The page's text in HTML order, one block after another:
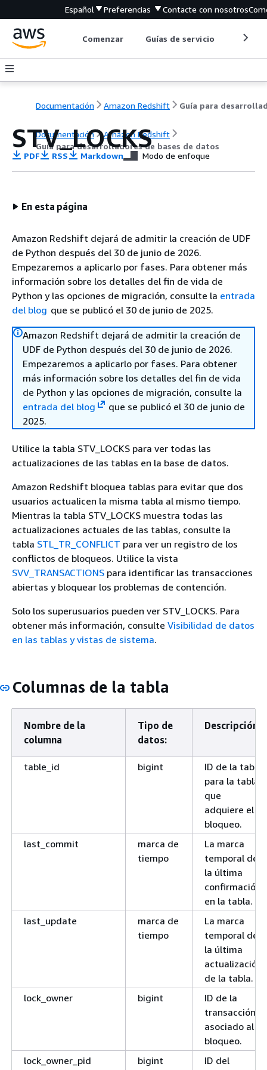
Español Preferencias Contacte con nosotros
Comenzar Guías de servicio
Documentación Amazon Redshift
Documentación
Amazon Redshift
Guía para desarrolladores de bases de datos
STV_LOCKS
PDF RSS Markdown Modo de enfoque
En esta página
Amazon Redshift dejará de admitir la creación de UDF
de Python después del 30 de junio de 2026.
Empezaremos a aplicarlo por fases. Para obtener más
información sobre los detalles del fin de vida de
Python y las opciones de migración, consulte la entrada
del blog que se publicó el 30 de junio de 2025.
Amazon Redshift dejará de admitir la creación de
UDF de Python después del 30 de junio de 2026.
Empezaremos a aplicarlo por fases. Para obtener
más información sobre los detalles del fin de vida
de Python y las opciones de migración, consulte la
entrada del blog
que se publicó el 30 de junio de
2025.
Utilice la tabla STV_LOCKS para ver todas las
actualizaciones de las tablas en la base de datos.
Amazon Redshift bloquea tablas para evitar que dos
usuarios actualicen la misma tabla al mismo tiempo.
Mientras la tabla STV_LOCKS muestra todas las
actualizaciones actuales de las tablas, consulte la
tabla STL_TR_CONFLICT para ver un registro de los
conflictos de bloqueos. Utilice la vista
SVV_TRANSACTIONS para identificar las transacciones
abiertas y bloquear los problemas de contención.
Solo los superusuarios pueden ver STV_LOCKS. Para
obtener más información, consulte Visibilidad de datos
en las tablas y vistas de sistema.
Columnas de la tabla
Nombre de la
columna
Tipo de
datos:
Descripción
table_id bigint
ID de la tabla
para la tabla
que
adquiere el
bloqueo.
last_commit
marca de
tiempo
La marca
temporal de
la última
confirmación
en la tabla.
last_update
marca de
tiempo
La marca
temporal de
la última
actualización
de la tabla.
lock_owner
bigint
ID de la
transacción
asociado al
bloqueo.
lock_owner_pid
bigint
ID del